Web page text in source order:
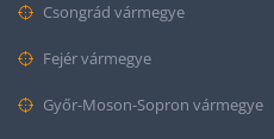
Csongrád vármegye
Fejér vármegye
Győr-Moson-Sopron vármegye